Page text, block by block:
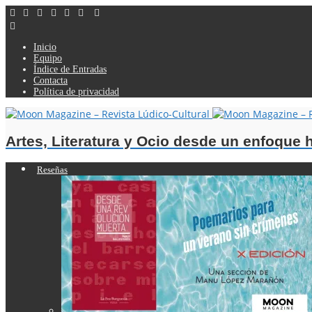
Inicio
Equipo
Índice de Entradas
Contacta
Política de privacidad
Artes, Literatura y Ocio desde un enfoque
Reseñas